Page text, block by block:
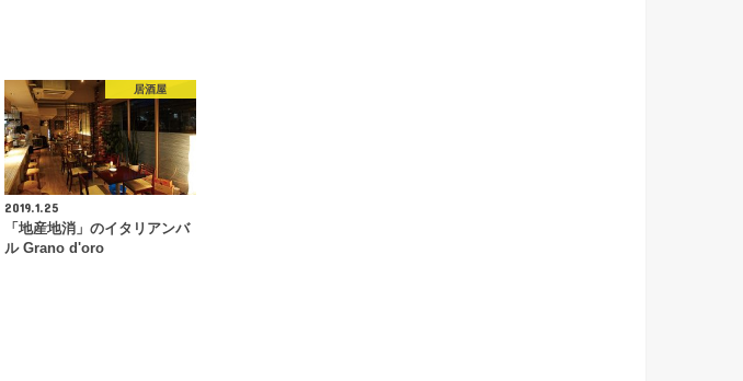
居酒屋
2019.1.25
「地産地消」のイタリアンバ
ル Grano d'oro